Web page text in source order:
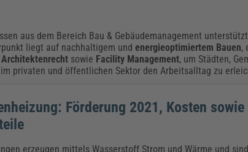
Gesetze & Vorschriften
& Gefahrstoffe
& REACH
(AKADEMIE HERKERT)
Datenschutz und IT-Sicherheit
& Arbeitshilfen
Führung und Management
& Arbeitshilfen
(AKADEMIE HERKERT)
Führung und Management
Künstliche Intelligenz
Führung und Management
Künstliche Intelligenz
aus dem Bereich Bau & Gebäudemanagement
liegt auf nachhaltigem undenergieoptimiertem Bauen,
sowie Facility Management, um Städten,
privaten und öffentlichen Sektor den Arbeitsalltag zu
Förderung 2021, Kosten sowie
erzeugen mittels Wasserstoff Strom und Wärme und